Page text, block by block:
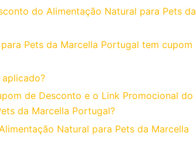
do Alimentação Natural para Pets da
Pets da Marcella Portugal tem cupom
de Desconto e o Link Promocional do
da Marcella Portugal?
Natural para Pets da Marcella